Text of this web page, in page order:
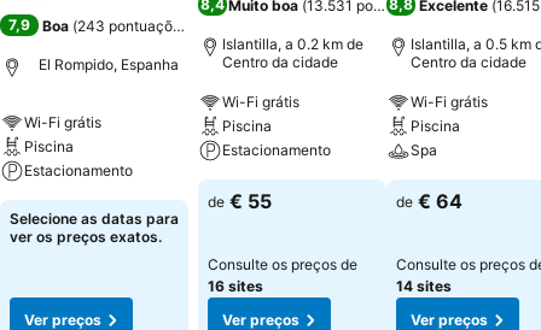
7,9 Boa (243 pontuações
El Rompido, Espanha
Wi-Fi grátis
Piscina
Estacionamento
Selecione as datas para
ver os preços exatos.
Ver preços
8,4 Muito boa (13.531 pontuações)
Islantilla, a 0.2 km de
Centro da cidade
Wi-Fi grátis
Piscina
Estacionamento
de € 55
Consulte os preços de
16 sites
Ver preços
8,8 Excelente (
Islantilla, a 0.5 km
Centro da cidade
Wi-Fi grátis
Piscina
Spa
de € 64
Consulte os preços
14 sites
Ver preços